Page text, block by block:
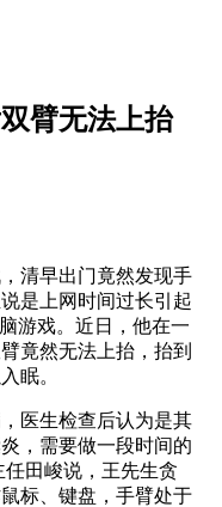
臂无法上抬
清早出门竟然发现手
是上网时间过长引起
游戏。近日，他在一
竟然无法上抬，抬到
眠。
医生检查后认为是其
，需要做一段时间的
田峻说，王先生贪
标、键盘，手臂处于